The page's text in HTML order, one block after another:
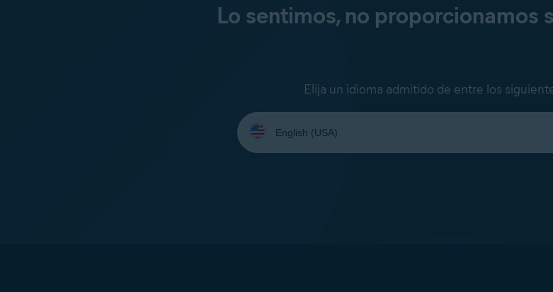
Lo sentimos, no proporcionamos
Elija un idioma admitido de entre los
Seleccione
su
idioma: